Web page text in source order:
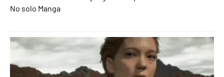
No solo Manga